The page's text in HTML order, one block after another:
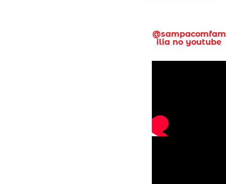
@sampacomfam
ilia no youtube